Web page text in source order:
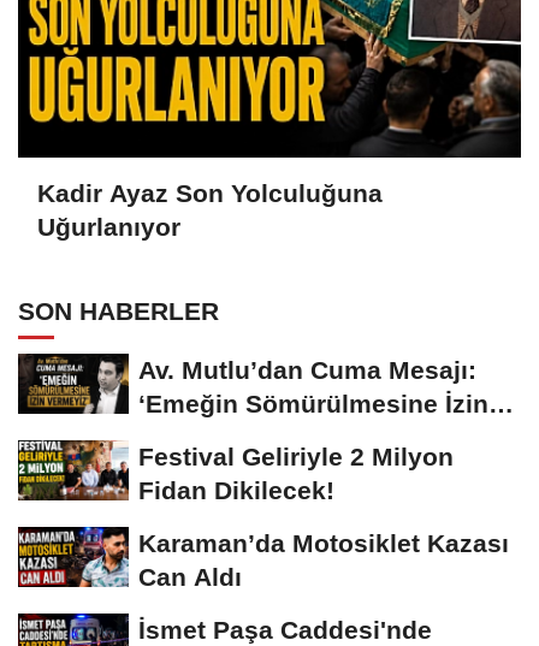
Kadir Ayaz Son Yolculuğuna
Uğurlanıyor
SON HABERLER
Av. Mutlu’dan Cuma Mesajı:
‘Emeğin Sömürülmesine İzin
Festival Geliriyle 2 Milyon
Fidan Dikilecek!
Karaman’da Motosiklet Kazası
Can Aldı
İsmet Paşa Caddesi'nde